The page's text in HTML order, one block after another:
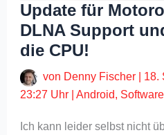
Update für
DLNA Support
die CPU!
von Denny Fischer
18.
23:27 Uhr |Android, Software
Ich kann leider selbst nicht